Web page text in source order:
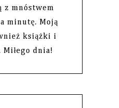
z mnóstwem
minutę. Moją
książki i
Miłego dnia!